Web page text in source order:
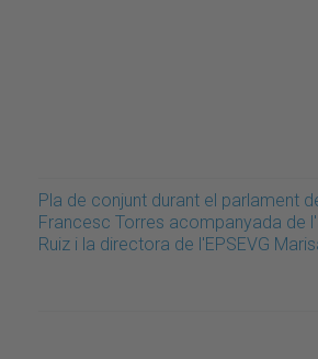
Pla de conjunt durant el parlament
Francesc Torres acompanyada de
Ruiz i la directora de l'EPSEVG